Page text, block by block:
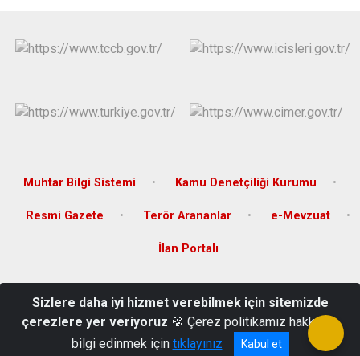
Muhtar Bilgi Sistemi Kamu Denetçiliği Kurumu
Resmi Gazete Terör Arananlar e-Mevzuat
İlan Portalı
Sok. No:1 Viranşehir-Şanlıurfa
+90 414 511 3001
Sizlere daha iyi hizmet verebilmek için sitemizde
çerezlere yer veriyoruz 🍪 Çerez politikamız hakkında
bilgi edinmek için tıklayınız Kabul et